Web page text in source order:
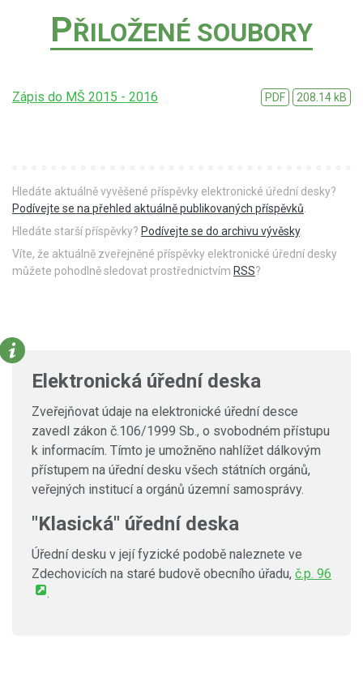
PŘILOŽENÉ SOUBORY
Zápis do MŠ 2015 - 2016 PDF 208.14 kB
Hledáte aktuálně vyvěšené příspěvky elektronické úřední desky?
Podívejte se na přehled aktuálně publikovaných příspěvků
Hledáte starší příspěvky? Podívejte se do archivu vývěsky.
Víte, že aktuálně zveřejněné příspěvky elektronické úřední desky
můžete pohodlně sledovat prostřednictvím RSS?
Elektronická úřední deska
Zveřejňovat údaje na elektronické úřední desce
zavedl zákon č.106/1999 Sb., o svobodném přístupu
k informacím. Tímto je umožněno nahlížet dálkovým
přístupem na úřední desku všech státních orgánů,
veřejných institucí a orgánů územní samosprávy.
"Klasická" úřední deska
Úřední desku v její fyzické podobě naleznete ve
Zdechovicích na staré budově obecního úřadu, č.p. 96
.